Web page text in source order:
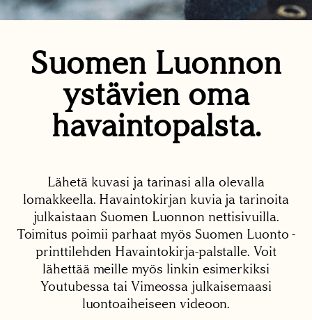
Suomen Luonnon
ystävien oma
havaintopalsta.
Lähetä kuvasi ja tarinasi alla olevalla
lomakkeella. Havaintokirjan kuvia ja tarinoita
julkaistaan Suomen Luonnon nettisivuilla.
Toimitus poimii parhaat myös Suomen Luonto -
printtilehden Havaintokirja-palstalle. Voit
lähettää meille myös linkin esimerkiksi
Youtubessa tai Vimeossa julkaisemaasi
luontoaiheiseen videoon.